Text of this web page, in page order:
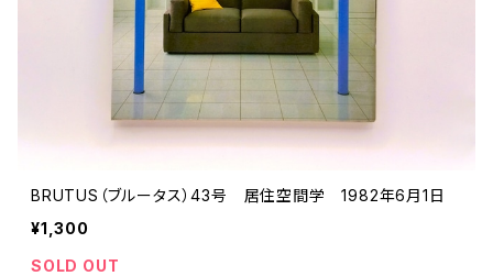
BRUTUS（ブルータス）43号 居住空間学 1982年6月1日
¥1,300
SOLD OUT